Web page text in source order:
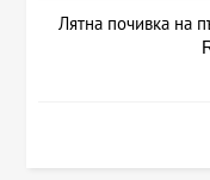
Лятна почивка на